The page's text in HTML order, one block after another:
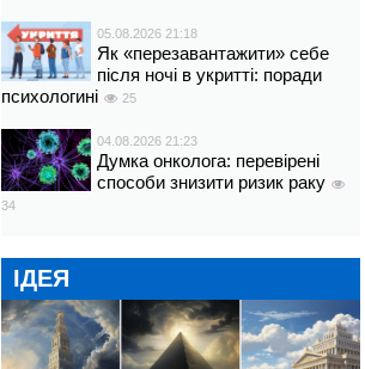
05.08.2026 21:18
Як «перезавантажити» себе
після ночі в укритті: поради
психологині
25
04.08.2026 21:23
Думка онколога: перевірені
способи знизити ризик раку
34
ІДЕЯ